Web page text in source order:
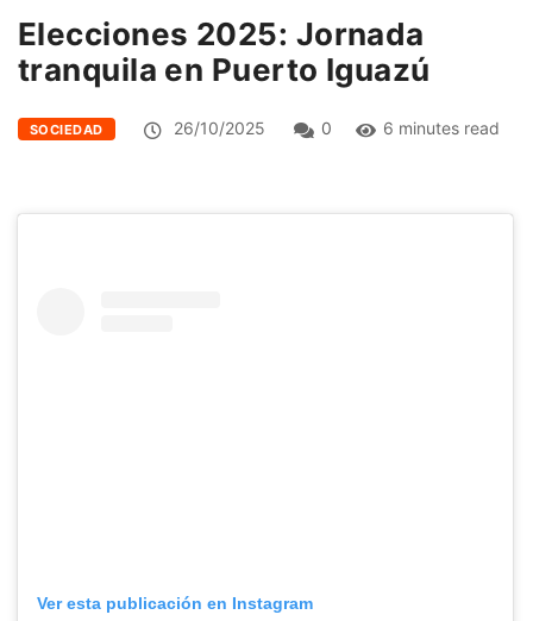
Elecciones 2025: Jornada
tranquila en Puerto Iguazú
SOCIEDAD 26/10/2025 0 6 minutes read
Ver esta publicación en Instagram